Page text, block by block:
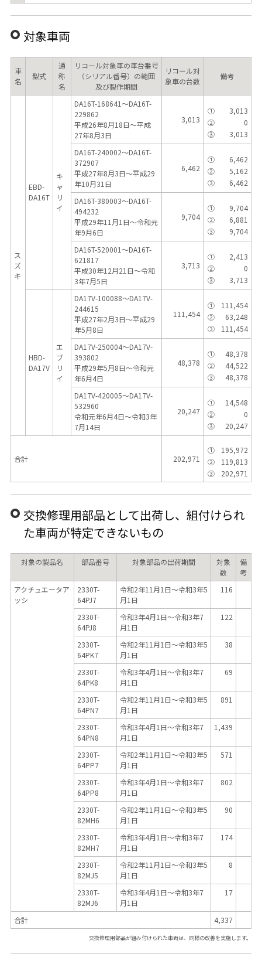
対象車両
車
名
型式
通
称
名
リコール対象車の車台番号
（シリアル番号）の範囲
及び製作期間
リコール対
象車の台数
備考
ス
ズ
キ
EBD-
DA16T
キ
ャ
リ
イ
DA16T-168641～DA16T-
229862
平成26年8月18日～平成
27年8月3日
3,013
①
3,013
②
0
③
3,013
DA16T-240002～DA16T-
372907
平成27年8月3日～平成29
年10月31日
6,462
①
6,462
②
5,162
③
6,462
DA16T-380003～DA16T-
494232
平成29年11月1日～令和元
年9月6日
9,704
①
9,704
②
6,881
③
9,704
DA16T-520001～DA16T-
621817
平成30年12月21日～令和
3年7月5日
3,713
①
2,413
②
0
③
3,713
HBD-
DA17V
エ
ブ
リ
イ
DA17V-100088～DA17V-
244615
平成27年2月3日～平成29
年5月8日
111,454
①
111,454
②
63,248
③
111,454
DA17V-250004～DA17V-
393802
平成29年5月8日～令和元
年6月4日
48,378
①
48,378
②
44,522
③
48,378
DA17V-420005～DA17V-
532960
令和元年6月4日～令和3年
7月14日
20,247
①
14,548
②
0
③
20,247
合計 202,971
①
195,972
②
119,813
③
202,971
交換修理用部品として出荷し、組付けられ
た車両が特定できないもの
対象の製品名 部品番号 対象部品の出荷期間
対象
数
備
考
アクチュエータア
ッシ
2330T-
64PJ7
令和2年11月1日～令和3年5
月1日
116
2330T-
64PJ8
令和3年4月1日～令和3年7
月1日
122
2330T-
64PK7
令和2年11月1日～令和3年5
月1日
38
2330T-
64PK8
令和3年4月1日～令和3年7
月1日
69
2330T-
64PN7
令和2年11月1日～令和3年5
月1日
891
2330T-
64PN8
令和3年4月1日～令和3年7
月1日
1,439
2330T-
64PP7
令和2年11月1日～令和3年5
月1日
571
2330T-
64PP8
令和3年4月1日～令和3年7
月1日
802
2330T-
82MH6
令和2年11月1日～令和3年5
月1日
90
2330T-
82MH7
令和3年4月1日～令和3年7
月1日
174
2330T-
82MJ5
令和2年11月1日～令和3年5
月1日
8
2330T-
82MJ6
令和3年4月1日～令和3年7
月1日
17
合計 4,337
交換修理用部品が組み付けられた車両は、同様の改善を実施します。